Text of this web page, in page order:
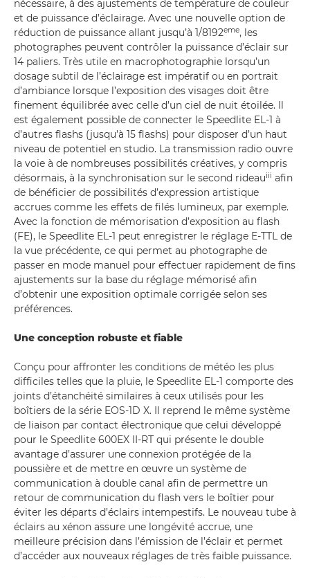
nécessaire, à des ajustements de température de couleur
et de puissance d’éclairage. Avec une nouvelle option de
réduction de puissance allant jusqu’à 1/8192eme, les
photographes peuvent contrôler la puissance d’éclair sur
14 paliers. Très utile en macrophotographie lorsqu’un
dosage subtil de l’éclairage est impératif ou en portrait
d’ambiance lorsque l’exposition des visages doit être
finement équilibrée avec celle d’un ciel de nuit étoilée. Il
est également possible de connecter le Speedlite EL-1 à
d’autres flashs (jusqu’à 15 flashs) pour disposer d’un haut
niveau de potentiel en studio. La transmission radio ouvre
la voie à de nombreuses possibilités créatives, y compris
désormais, à la synchronisation sur le second rideauiii afin
de bénéficier de possibilités d’expression artistique
accrues comme les effets de filés lumineux, par exemple.
Avec la fonction de mémorisation d’exposition au flash
(FE), le Speedlite EL-1 peut enregistrer le réglage E-TTL de
la vue précédente, ce qui permet au photographe de
passer en mode manuel pour effectuer rapidement de fins
ajustements sur la base du réglage mémorisé afin
d’obtenir une exposition optimale corrigée selon ses
préférences.
Une conception robuste et fiable
Conçu pour affronter les conditions de météo les plus
difficiles telles que la pluie, le Speedlite EL-1 comporte des
joints d’étanchéité similaires à ceux utilisés pour les
boîtiers de la série EOS-1D X. Il reprend le même système
de liaison par contact électronique que celui développé
pour le Speedlite 600EX II-RT qui présente le double
avantage d’assurer une connexion protégée de la
poussière et de mettre en œuvre un système de
communication à double canal afin de permettre un
retour de communication du flash vers le boîtier pour
éviter les départs d’éclairs intempestifs. Le nouveau tube à
éclairs au xénon assure une longévité accrue, une
meilleure précision dans l’émission de l’éclair et permet
d’accéder aux nouveaux réglages de très faible puissance.